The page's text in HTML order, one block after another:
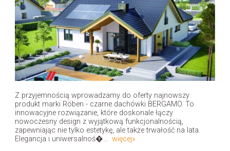
Z przyjemnością wprowadzamy do oferty najnowszy
produkt marki Röben - czarne dachówki BERGAMO. To
innowacyjne rozwiązanie, które doskonale łączy
nowoczesny design z wyjątkową funkcjonalnością,
zapewniając nie tylko estetykę, ale także trwałość na lata.
Elegancja i uniwersalnoś�... więcej»